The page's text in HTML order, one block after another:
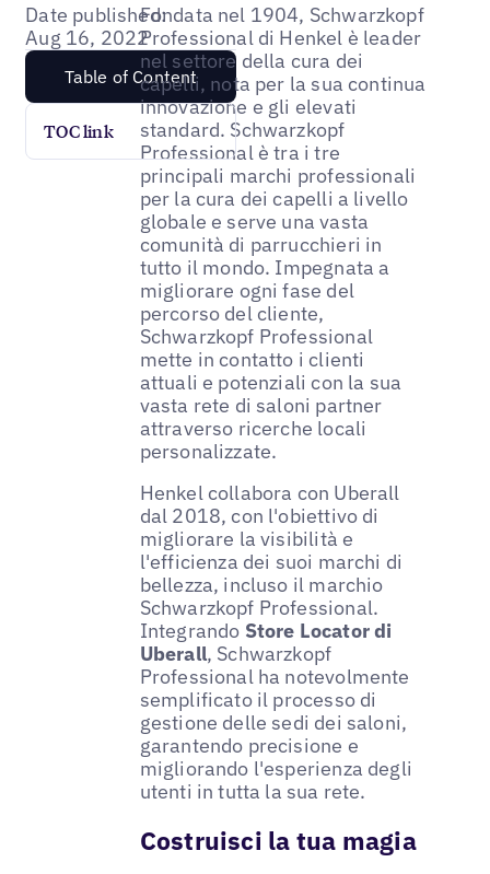
Date published:
Aug 16, 2022
Table of Content
TOC link
Fondata nel 1904, Schwarzkopf
Professional di Henkel è leader
nel settore della cura dei
capelli, nota per la sua continua
innovazione e gli elevati
standard. Schwarzkopf
Professional è tra i tre
principali marchi professionali
per la cura dei capelli a livello
globale e serve una vasta
comunità di parrucchieri in
tutto il mondo. Impegnata a
migliorare ogni fase del
percorso del cliente,
Schwarzkopf Professional
mette in contatto i clienti
attuali e potenziali con la sua
vasta rete di saloni partner
attraverso ricerche locali
personalizzate.
Henkel collabora con Uberall
dal 2018, con l'obiettivo di
migliorare la visibilità e
l'efficienza dei suoi marchi di
bellezza, incluso il marchio
Schwarzkopf Professional.
Integrando Store Locator di
Uberall, Schwarzkopf
Professional ha notevolmente
semplificato il processo di
gestione delle sedi dei saloni,
garantendo precisione e
migliorando l'esperienza degli
utenti in tutta la sua rete.
Costruisci la tua magia